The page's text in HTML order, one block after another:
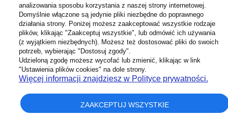
Infolinia: 603 658 272
Mail:Sklep@Superbateria.pl
(pon-pt 8:00-15:30)
analizowania sposobu korzystania z naszej strony internetowej.
Domyślnie włączone są jedynie pliki niezbędne do poprawnego
działania strony. Poniżej możesz zaakceptować wszystkie rodzaje
plików, klikając "Zaakceptuj wszystkie", lub odmówić ich używania
(z wyjątkiem niezbędnych). Możesz też dostosować pliki do swoich
potrzeb, wybierając "Dostosuj zgody".
Udzieloną zgodę możesz wycofać lub zmienić, klikając w link
"Ustawienia plików cookies" na dole strony.
Więcej informacji znajdziesz w Polityce prywatności.
ZAAKCEPTUJ WSZYSTKIE